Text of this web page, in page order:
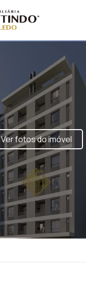
Ver fotos do imóvel